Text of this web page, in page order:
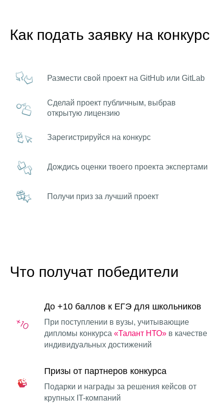
Как подать заявку на конкурс
Размести свой проект на GitHub или GitLab
Сделай проект публичным, выбрав
открытую лицензию
Зарегистрируйся на конкурс
Дождись оценки твоего проекта экспертами
Получи приз за лучший проект
Что получат победители
До +10 баллов к ЕГЭ для школьников
При поступлении в вузы, учитывающие
дипломы конкурса «Талант НТО» в качестве
индивидуальных достижений
Призы от партнеров конкурса
Подарки и награды за решения кейсов от
крупных IT-компаний